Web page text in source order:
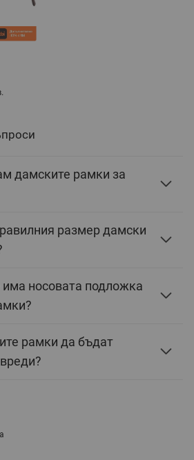
дамските рамки за
размер дамски
носовата подложка
рамки да бъдат